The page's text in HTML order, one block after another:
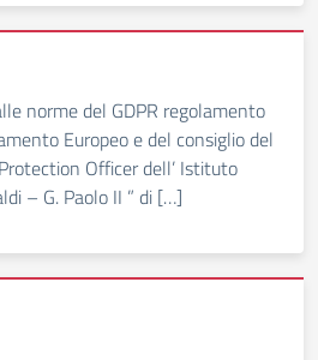
norme del GDPR regolamento
Europeo e del consiglio del
Officer dell’ Istituto
– G. Paolo II ” di […]